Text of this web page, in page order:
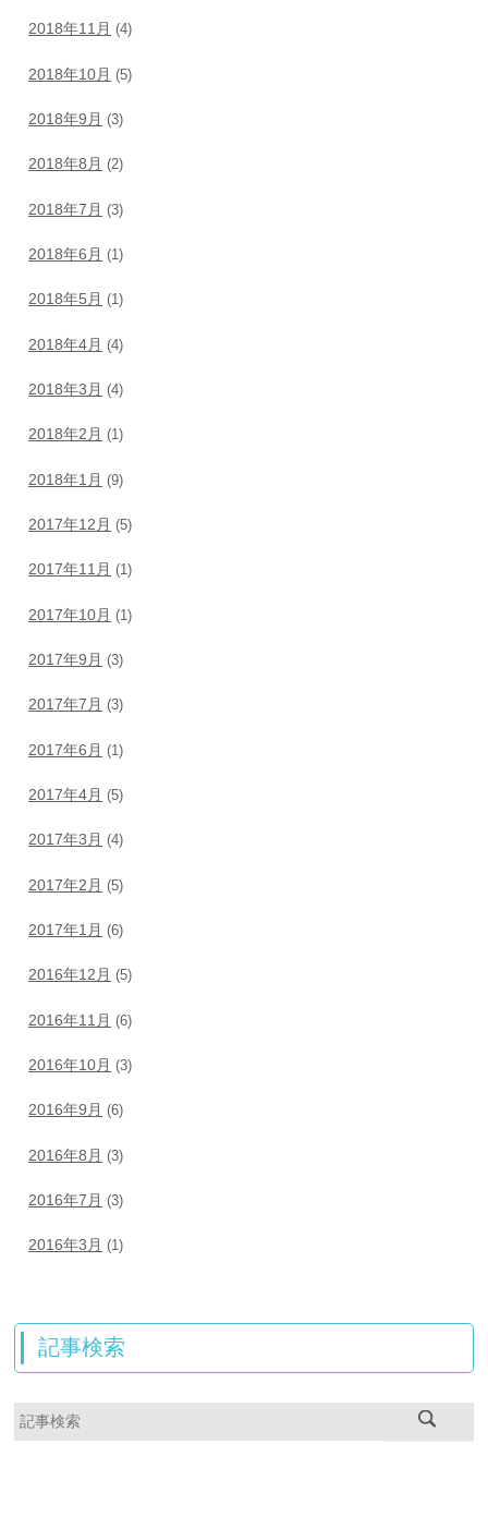
2018年11月 (4)
2018年10月 (5)
2018年9月 (3)
2018年8月 (2)
2018年7月 (3)
2018年6月 (1)
2018年5月 (1)
2018年4月 (4)
2018年3月 (4)
2018年2月 (1)
2018年1月 (9)
2017年12月 (5)
2017年11月 (1)
2017年10月 (1)
2017年9月 (3)
2017年7月 (3)
2017年6月 (1)
2017年4月 (5)
2017年3月 (4)
2017年2月 (5)
2017年1月 (6)
2016年12月 (5)
2016年11月 (6)
2016年10月 (3)
2016年9月 (6)
2016年8月 (3)
2016年7月 (3)
2016年3月 (1)
記事検索